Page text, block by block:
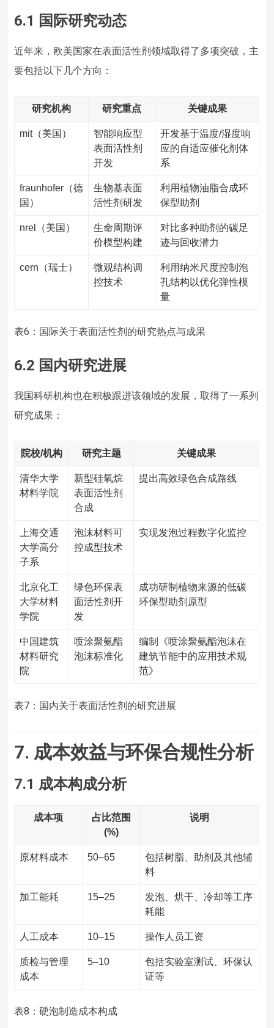
6.1 国际研究动态
近年来，欧美国家在表面活性剂领域取得了多项突破，主
要包括以下几个方向：
研究机构 研究重点 关键成果
mit（美国）
智能响应型
表面活性剂
开发
开发基于温度/湿度响
应的自适应催化剂体
系
fraunhofer（德
国）
生物基表面
活性剂研发
利用植物油脂合成环
保型助剂
nrel（美国）
生命周期评
价模型构建
对比多种助剂的碳足
迹与回收潜力
cern（瑞士）
微观结构调
控技术
利用纳米尺度控制泡
孔结构以优化弹性模
量
表6：国际关于表面活性剂的研究热点与成果
6.2 国内研究进展
我国科研机构也在积极跟进该领域的发展，取得了一系列
研究成果：
院校/机构 研究主题 关键成果
清华大学
材料学院
新型硅氧烷
表面活性剂
合成
提出高效绿色合成路线
上海交通
大学高分
子系
泡沫材料可
控成型技术
实现发泡过程数字化监控
北京化工
大学材料
学院
绿色环保表
面活性剂开
发
成功研制植物来源的低碳
环保型助剂原型
中国建筑
材料研究
院
喷涂聚氨酯
泡沫标准化
编制《喷涂聚氨酯泡沫在
建筑节能中的应用技术规
范》
表7：国内关于表面活性剂的研究进展
7. 成本效益与环保合规性分析
7.1 成本构成分析
成本项
占比范围
(%)
说明
原材料成本 50–65
包括树脂、助剂及其他辅
料
加工能耗 15–25
发泡、烘干、冷却等工序
耗能
人工成本 10–15 操作人员工资
质检与管理
成本
5–10
包括实验室测试、环保认
证等
表8：硬泡制造成本构成